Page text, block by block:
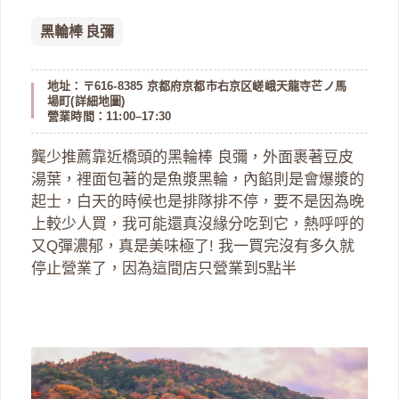
黑輪棒 良彌
地址：〒616-8385 京都府京都市右京区嵯峨天龍寺芒ノ馬
場町(詳細地圖)
營業時間：11:00–17:30
龔少推薦靠近橋頭的黑輪棒 良彌，外面裹著豆皮
湯葉，裡面包著的是魚漿黑輪，內餡則是會爆漿的
起士，白天的時候也是排隊排不停，要不是因為晚
上較少人買，我可能還真沒緣分吃到它，熱呼呼的
又Q彈濃郁，真是美味極了! 我一買完沒有多久就
停止營業了，因為這間店只營業到5點半